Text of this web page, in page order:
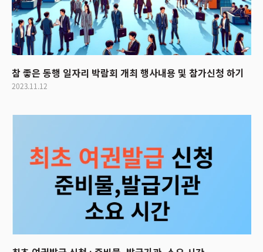
참 좋은 동행 일자리 박람회 개최 행사내용 및 참가신청 하기
2023.11.12